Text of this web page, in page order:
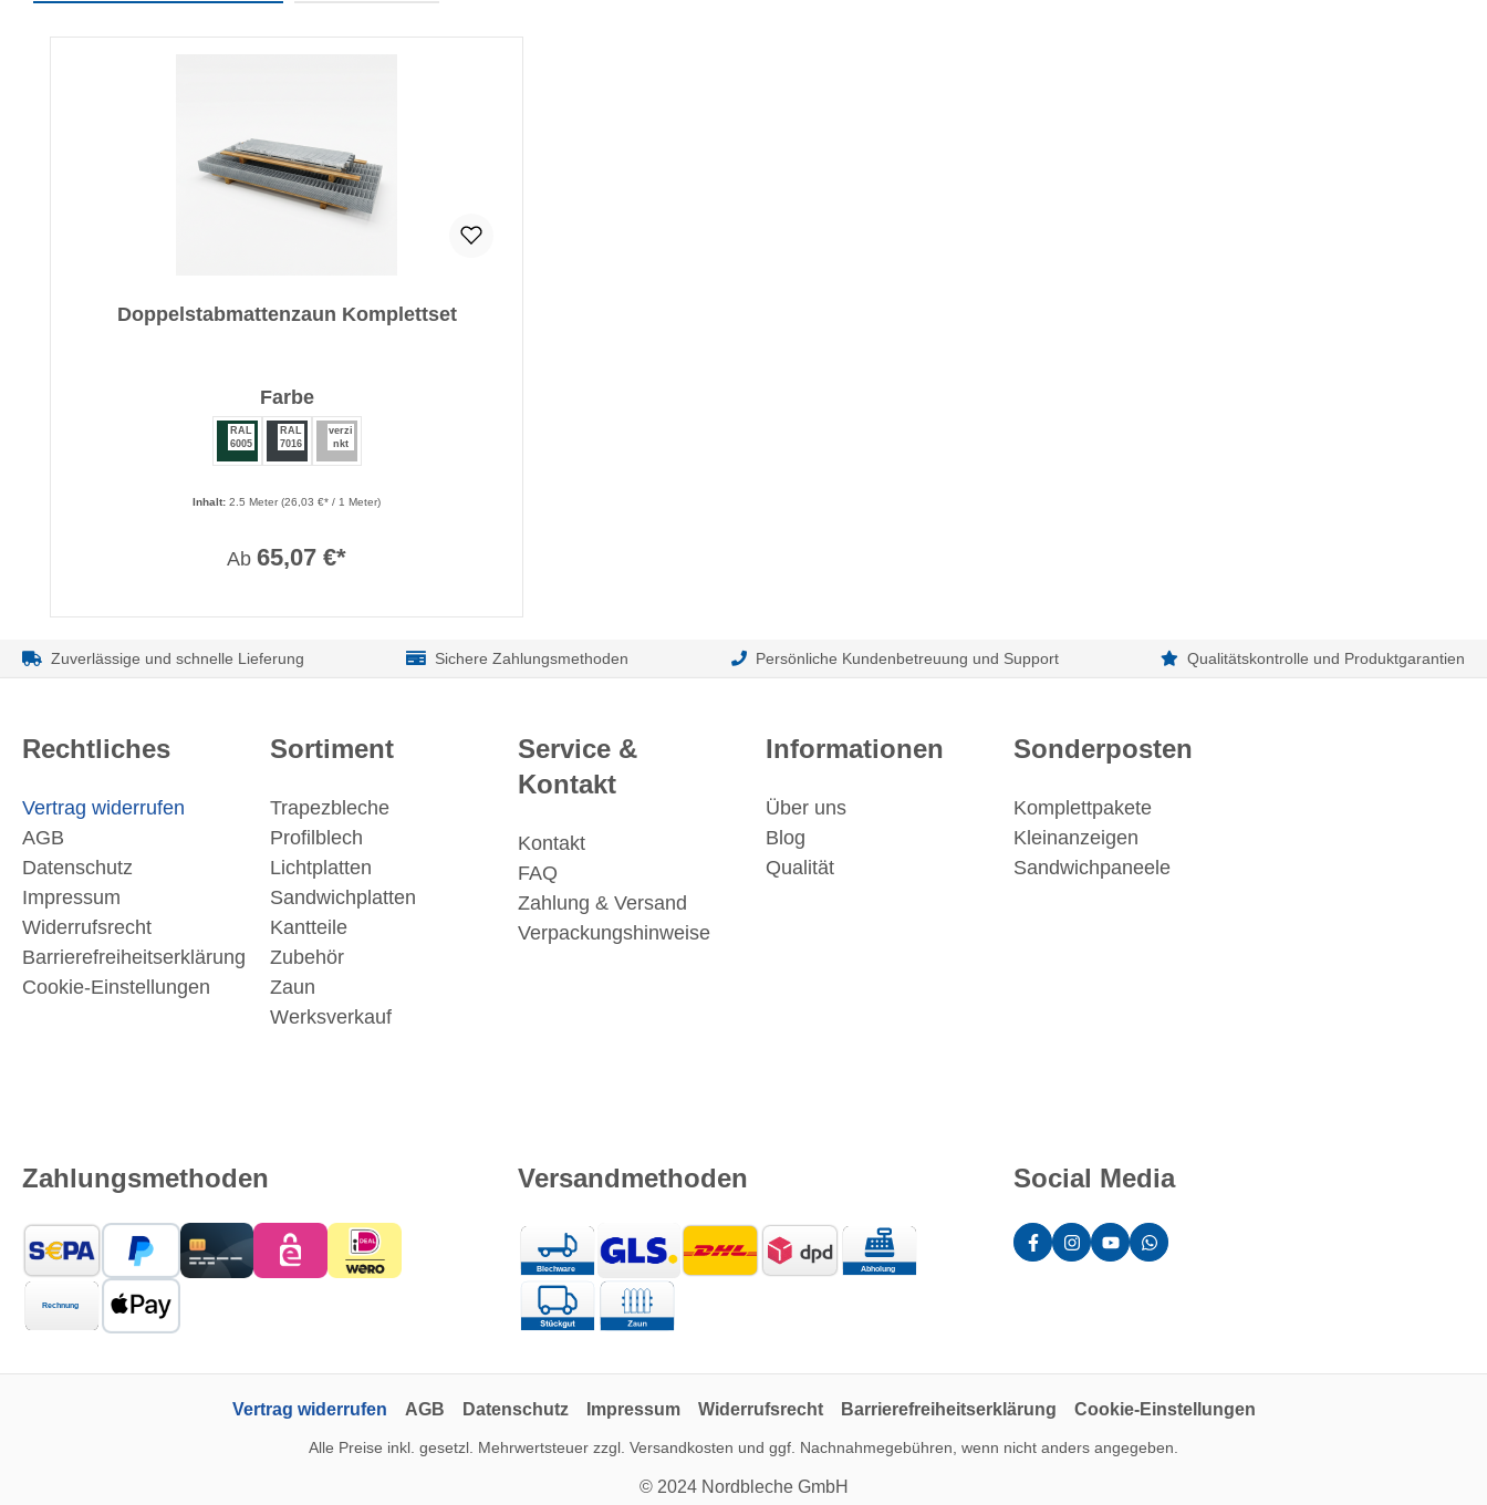
Doppelstabmattenzaun Komplettset
Farbeauswählen
RAL
6005
RAL
7016
verzi
nkt
Inhalt: 2.5 Meter (26,03 €* / 1 Meter)
Ab 65,07 €*
Zuverlässige und schnelle Lieferung Sichere Zahlungsmethoden Persönliche Kundenbetreuung und Support Qualitätskontrolle und Produktgarantien
Rechtliches
Vertrag widerrufen
AGB
Datenschutz
Impressum
Widerrufsrecht
Barrierefreiheitserklärung
Cookie-Einstellungen
Sortiment
Trapezbleche
Profilblech
Lichtplatten
Sandwichplatten
Kantteile
Zubehör
Zaun
Werksverkauf
Service &
Kontakt
Kontakt
FAQ
Zahlung & Versand
Verpackungshinweise
Informationen
Über uns
Blog
Qualität
Sonderposten
Komplettpakete
Kleinanzeigen
Sandwichpaneele
Zahlungsmethoden Versandmethoden Social Media
Vertrag widerrufen AGB Datenschutz Impressum Widerrufsrecht Barrierefreiheitserklärung Cookie-Einstellungen
Alle Preise inkl. gesetzl. Mehrwertsteuer zzgl. Versandkosten und ggf. Nachnahmegebühren, wenn nicht anders angegeben.
© 2024 Nordbleche GmbH